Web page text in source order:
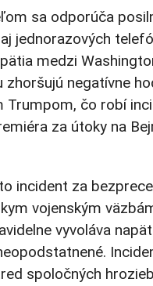
sa odporúča
jednorazových
medzi
zhoršujú negatívne
Trumpom, čo robí
za útoky na
incident za
vojenským
vyvoláva
spoločných